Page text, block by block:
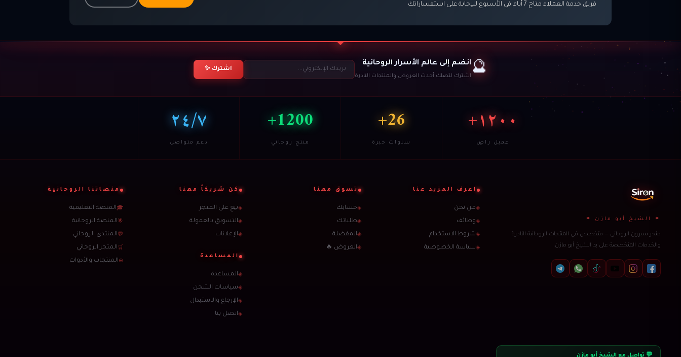
فريق خدمة العملاء متاح 7 أيام في الأسبوع للإجابة على استفساراتك
🔮 انضم إلى عالم الأسرار الروحانية
اشترك لتصلك أحدث العروض والمنتجات النادرة
اشترك ✨
١٢٠٠+
عميل راضٍ
26+
سنوات خبرة
1200+
منتج روحاني
٢٤/٧
دعم متواصل
✦ الشيخ أبو مازن ✦
متجر سيرون الروحاني — متخصص في المنتجات الروحانية النادرة
والخدمات المتخصصة على يد الشيخ أبو مازن.
اعرف المزيد عنا
◈من نحن
◈وظائف
◈شروط الاستخدام
◈سياسة الخصوصية
تسوق معنا
◈حسابك
◈طلباتك
◈المفضلة
◈العروض 🔥
كن شريكاً معنا
◈بيع على المتجر
◈التسويق بالعمولة
◈الإعلانات
المساعدة
◈المساعدة
◈سياسات الشحن
◈الإرجاع والاستبدال
◈اتصل بنا
منصاتنا الروحانية
🎓المنصة التعليمية
🌟المنصة الروحانية
💬المنتدى الروحاني
🛒 المتجر الروحاني
⊕المنتجات والأدوات
💬 تواصل مع الشيخ أبو مازن